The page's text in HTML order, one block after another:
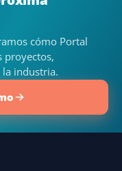
cómo Portal
proyectos,
la industria.